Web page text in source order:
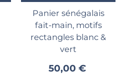
Panier sénégalais
fait-main, motifs
rectangles blanc &
vert
50,00 €